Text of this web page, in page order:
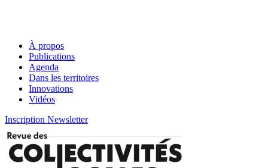
À propos
Publications
Agenda
Dans les territoires
Innovations
Vidéos
Inscription Newsletter